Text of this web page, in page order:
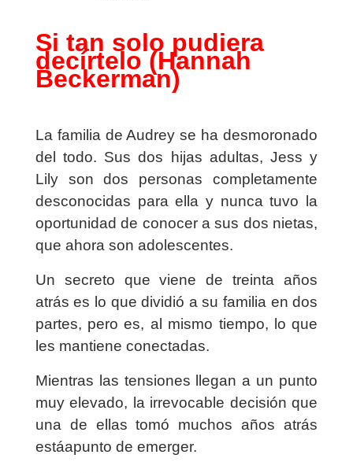
Si tan solo pudiera
decírtelo (Hannah
Beckerman)
La familia de Audrey se ha desmoronado
del todo. Sus dos hijas adultas, Jess y
Lily son dos personas completamente
desconocidas para ella y nunca tuvo la
oportunidad de conocer a sus dos nietas,
que ahora son adolescentes.
Un secreto que viene de treinta años
atrás es lo que dividió a su familia en dos
partes, pero es, al mismo tiempo, lo que
les mantiene conectadas.
Mientras las tensiones llegan a un punto
muy elevado, la irrevocable decisión que
una de ellas tomó muchos años atrás
estáapunto de emerger.